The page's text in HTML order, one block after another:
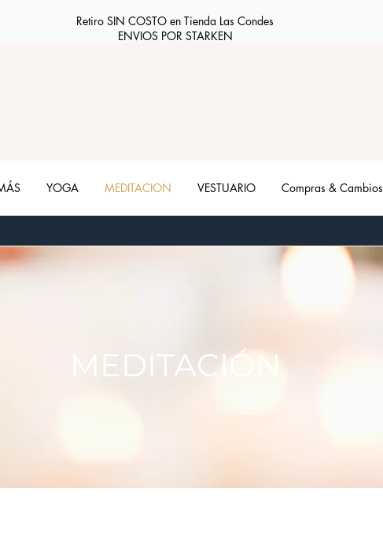
Retiro SIN COSTO en Tienda Las Condes
ENVIOS POR STARKEN
YOGA MEDITACION VESTUARIO Compras & Cambios
MEDITACIÓN